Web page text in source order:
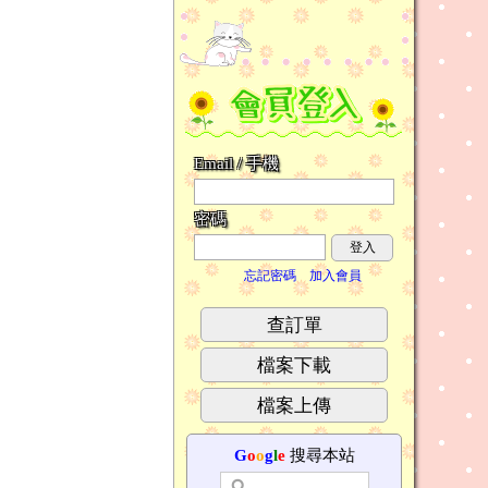
Email / 手機
密碼
登入
忘記密碼
加入會員
查訂單
檔案下載
檔案上傳
Google搜尋本站